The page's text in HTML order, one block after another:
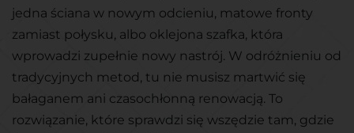
jedna ściana w nowym odcieniu, matowe fronty
zamiast połysku, albo oklejona szafka, która
wprowadzi zupełnie nowy nastrój. W odróżnieniu od
tradycyjnych metod, tu nie musisz martwić się
bałaganem ani czasochłonną renowacją. To
rozwiązanie, które sprawdzi się wszędzie tam, gdzie